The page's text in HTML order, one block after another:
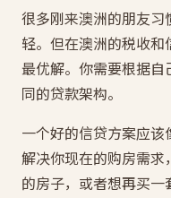
很多刚来澳洲的朋友习
轻。但在澳洲的税收和
最优解。你需要根据自
同的贷款架构。
一个好的信贷方案应
解决你现在的购房需求
的房子，或者想再买